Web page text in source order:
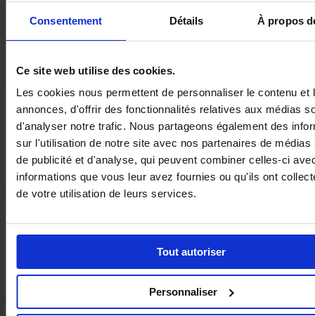
Consentement Détails À propos
Ce site web utilise des cookies.
Les cookies nous permettent de personnaliser le contenu et
annonces, d'offrir des fonctionnalités relatives aux médias
d'analyser notre trafic. Nous partageons également des
sur l'utilisation de notre site avec nos partenaires de médias
de publicité et d'analyse, qui peuvent combiner celles-ci
informations que vous leur avez fournies ou qu'ils ont
de votre utilisation de leurs services.
Tout autoriser
Personnaliser
votre dossier
Pas une formation générique sur la paie – une formation sur Nibelis,
Formateurs
Vos formateurs connaissent votre dossier. La formation
s’ancre dans vos réalités métier.
Contenu calibré
gestion. Zéro formation superflue.